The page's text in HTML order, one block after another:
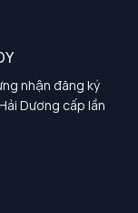
nghiệp
nhận đăng ký
Dương cấp lần